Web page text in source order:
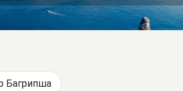
Багрипша